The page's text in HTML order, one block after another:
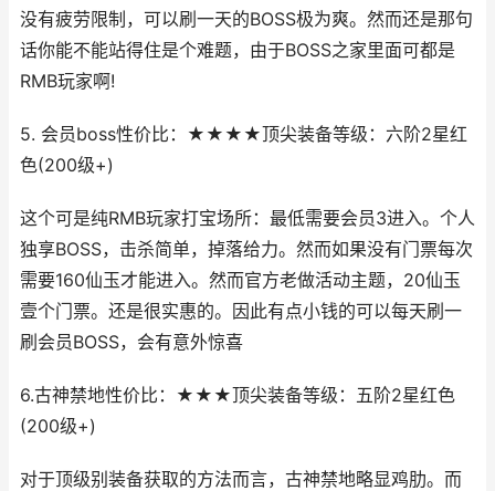
没有疲劳限制，可以刷一天的BOSS极为爽。然而还是那句
话你能不能站得住是个难题，由于BOSS之家里面可都是
RMB玩家啊!
5. 会员boss性价比：★★★★顶尖装备等级：六阶2星红
色(200级+)
这个可是纯RMB玩家打宝场所：最低需要会员3进入。个人
独享BOSS，击杀简单，掉落给力。然而如果没有门票每次
需要160仙玉才能进入。然而官方老做活动主题，20仙玉
壹个门票。还是很实惠的。因此有点小钱的可以每天刷一
刷会员BOSS，会有意外惊喜
6.古神禁地性价比：★★★顶尖装备等级：五阶2星红色
(200级+)
对于顶级别装备获取的方法而言，古神禁地略显鸡肋。而